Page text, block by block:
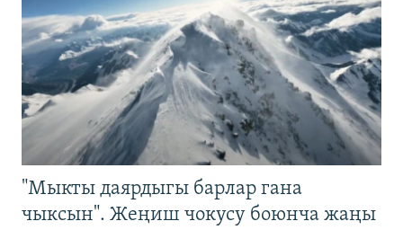
"Мыкты даярдыгы барлар гана
чыксын". Жеңиш чокусу боюнча жаңы